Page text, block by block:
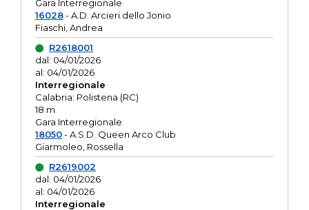
Gara Interregionale
16028- A.D. Arcieri dello Jonio
Fiaschi, Andrea
R2618001
dal: 04/01/2026
al: 04/01/2026
Interregionale
Calabria: Polistena (RC)
18 m
Gara Interregionale
18050- A.S.D. Queen Arco Club
Giarmoleo, Rossella
R2619002
dal: 04/01/2026
al: 04/01/2026
Interregionale